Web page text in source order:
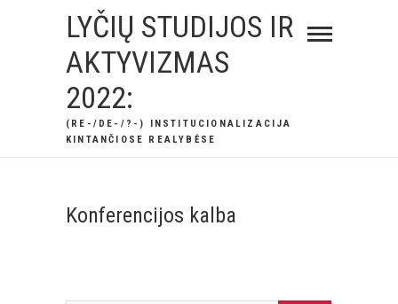
LYČIŲ STUDIJOS IR
AKTYVIZMAS
2022:
(RE-/DE-/?-) INSTITUCIONALIZACIJA
KINTANČIOSE REALYBĖSE
Konferencijos kalba